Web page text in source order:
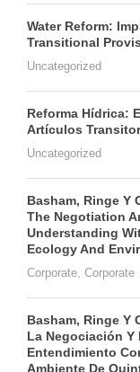
Water Reform:
Transitional
Uncategorized
Reforma Hídrica:
Artículos
Uncategorized
Basham, Ringe Y
The Negotiation
Understanding
Ecology And
Corporate Corporate
Basham, Ringe Y
La Negociación Y
Entendimiento
Ambiente De